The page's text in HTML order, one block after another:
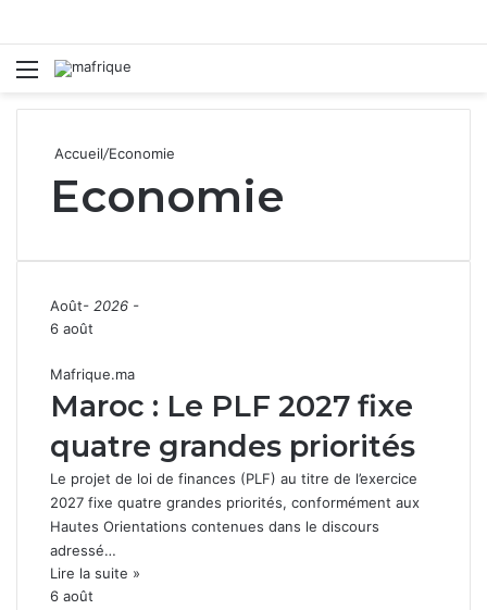
Menu
Accueil/Economie
Economie
Août- 2026 -
6 août
Mafrique.ma
Maroc : Le PLF 2027 fixe
quatre grandes priorités
Le projet de loi de finances (PLF) au titre de l’exercice
2027 fixe quatre grandes priorités, conformément aux
Hautes Orientations contenues dans le discours
adressé…
Lire la suite »
6 août